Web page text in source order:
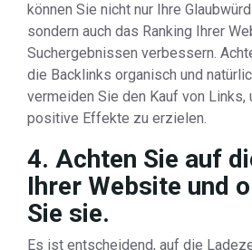
können Sie nicht nur Ihre
sondern auch das Ranking Ihrer
Suchergebnissen verbessern.
die Backlinks organisch und
vermeiden Sie den Kauf von Links,
positive Effekte zu erzielen.
4. Achten Sie auf
Ihrer Website und
Sie sie.
Es ist entscheidend, auf die